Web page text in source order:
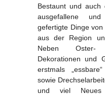
Bestaunt und auch
ausgefallene
gefertigte Dinge von
aus der Region
Neben Oster-
Dekorationen und
erstmals
sowie
und viel Neues